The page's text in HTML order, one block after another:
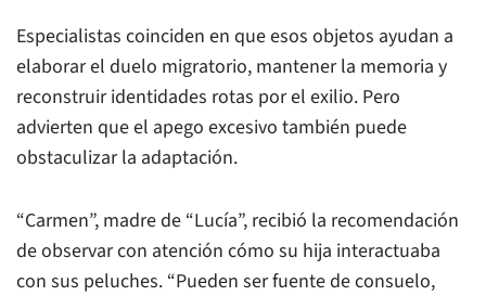
Especialistas coinciden en que esos objetos ayudan a
elaborar el duelo migratorio, mantener la memoria y
reconstruir identidades rotas por el exilio. Pero
advierten que el apego excesivo también puede
obstaculizar la adaptación.
“Carmen”, madre de “Lucía”, recibió la recomendación
de observar con atención cómo su hija interactuaba
con sus peluches. “Pueden ser fuente de consuelo,